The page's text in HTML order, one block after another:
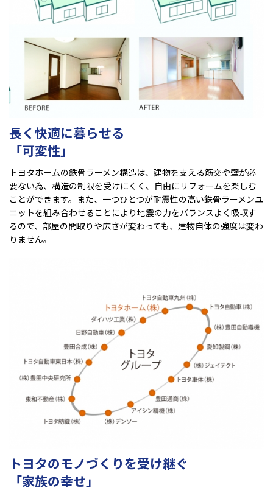
長く快適に暮らせる
「可変性」
トヨタホームの鉄骨ラーメン構造は、建物を支える筋交や壁が必
要ない為、構造の制限を受けにくく、自由にリフォームを楽しむ
ことができます。また、一つひとつが耐震性の高い鉄骨ラーメンユ
ニットを組み合わせることにより地震の力をバランスよく吸収す
るので、部屋の間取りや広さが変わっても、建物自体の強度は変わ
りません。
トヨタのモノづくりを受け継ぐ
「家族の幸せ」